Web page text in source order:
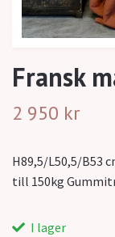
Fransk
2 950 kr
H89,5/L50,5/B53
till 150kg
I lager